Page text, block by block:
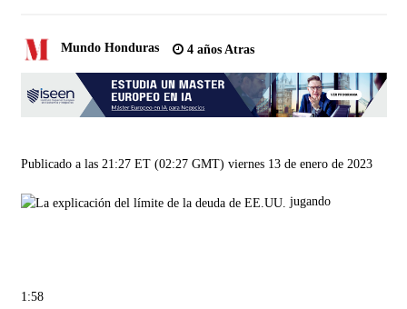
Mundo Honduras 4 años Atras
Publicado a las 21:27 ET (02:27 GMT) viernes 13 de enero de 2023
jugando
1:58